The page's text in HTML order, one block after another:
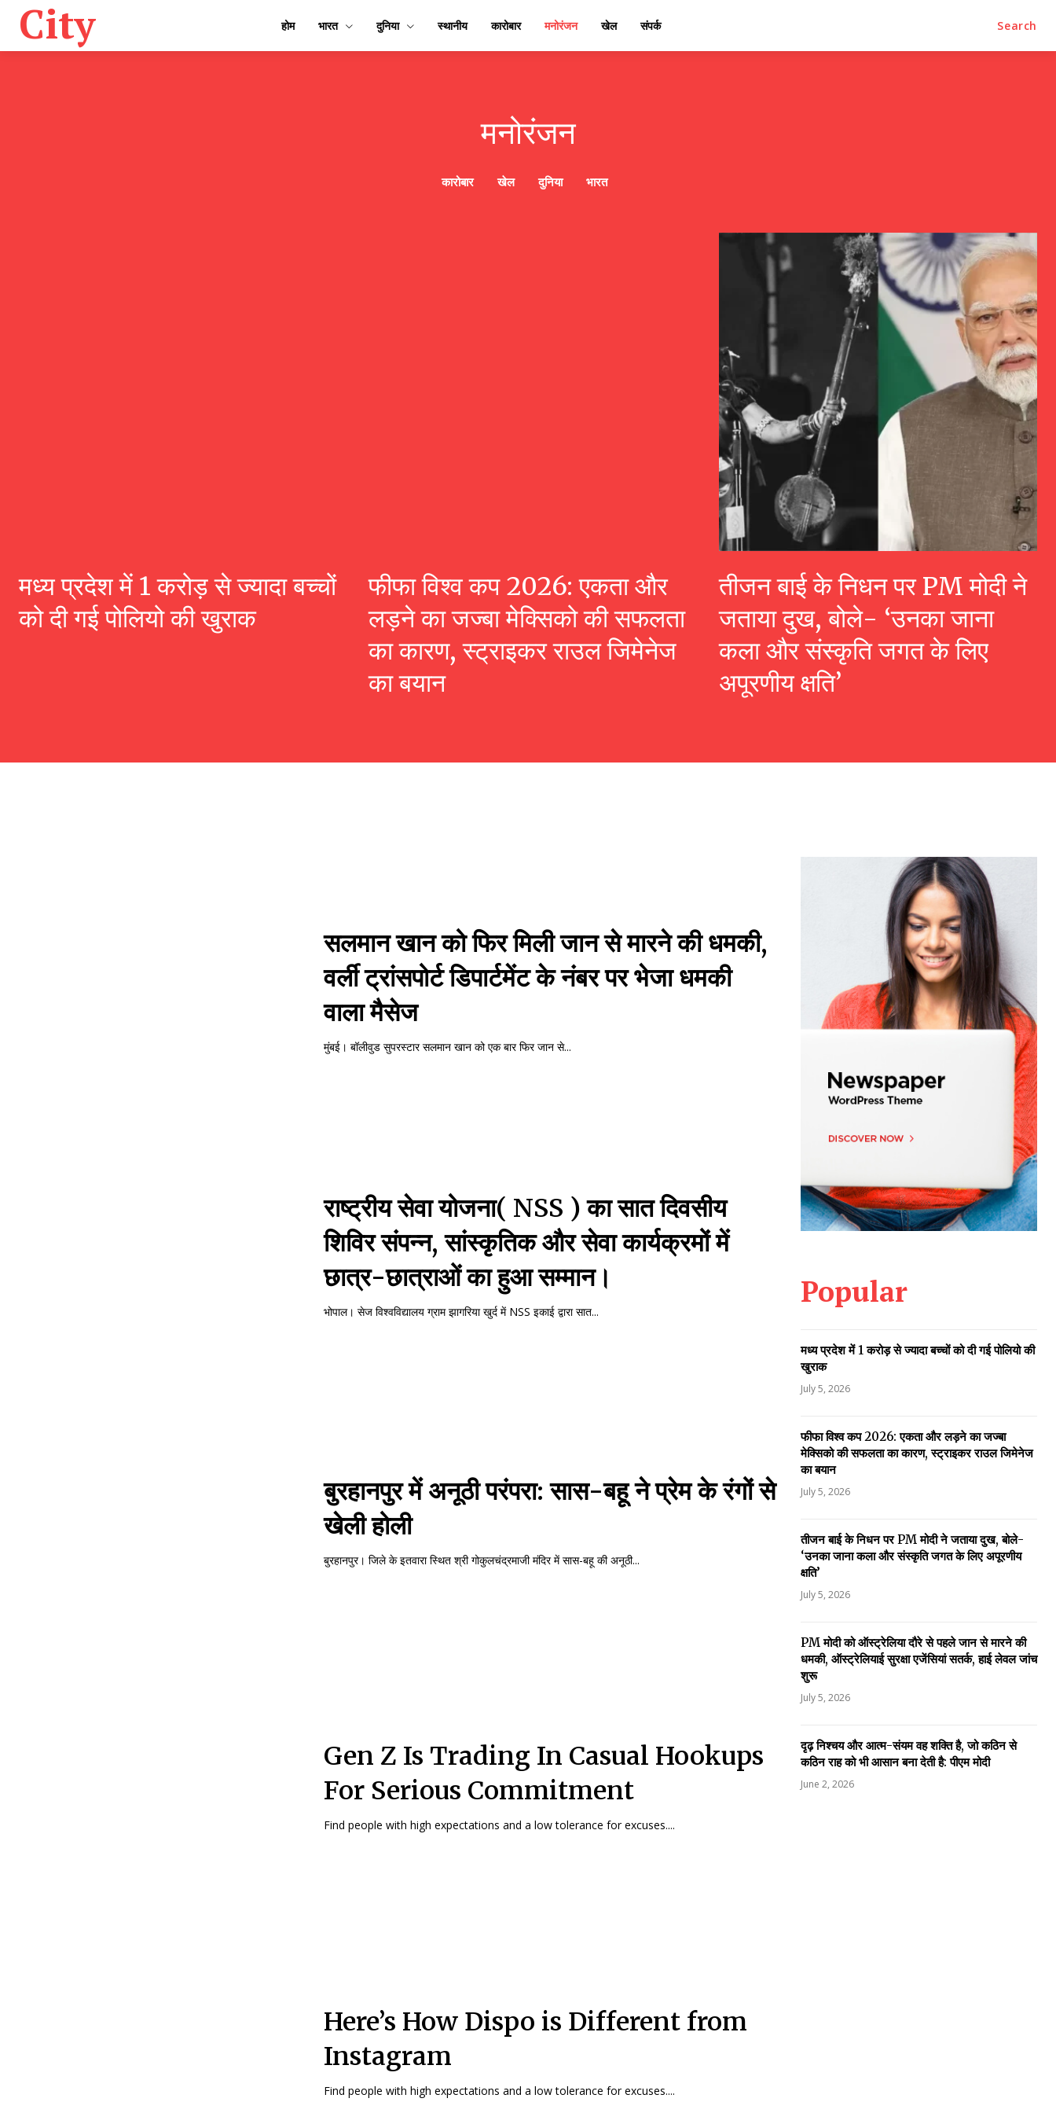
City होम भारत दुनिया स्थानीय कारोबार मनोरंजन खेल संपर्क Search
मनोरंजन
कारोबार खेल दुनिया भारत
मध्य प्रदेश में 1 करोड़ से ज्यादा बच्चों
को दी गई पोलियो की खुराक
फीफा विश्व कप 2026: एकता और
लड़ने का जज्बा मेक्सिको की सफलता
का कारण, स्ट्राइकर राउल जिमेनेज
का बयान
तीजन बाई के निधन पर PM मोदी ने
जताया दुख, बोले- ‘उनका जाना
कला और संस्कृति जगत के लिए
अपूरणीय क्षति’
सलमान खान को फिर मिली जान से मारने की धमकी,
वर्ली ट्रांसपोर्ट डिपार्टमेंट के नंबर पर भेजा धमकी
वाला मैसेज
मुंबई। बॉलीवुड सुपरस्टार सलमान खान को एक बार फिर जान से...
राष्ट्रीय सेवा योजना( NSS ) का सात दिवसीय
शिविर संपन्न, सांस्कृतिक और सेवा कार्यक्रमों में
छात्र-छात्राओं का हुआ सम्मान।
भोपाल। सेज विश्वविद्यालय ग्राम झागरिया खुर्द में NSS इकाई द्वारा सात...
बुरहानपुर में अनूठी परंपरा: सास-बहू ने प्रेम के रंगों से
खेली होली
बुरहानपुर। जिले के इतवारा स्थित श्री गोकुलचंद्रमाजी मंदिर में सास-बहू की अनूठी...
Gen Z Is Trading In Casual Hookups
For Serious Commitment
Find people with high expectations and a low tolerance for excuses....
Here’s How Dispo is Different from
Instagram
Find people with high expectations and a low tolerance for excuses....
Popular
मध्य प्रदेश में 1 करोड़ से ज्यादा बच्चों को दी गई पोलियो की
खुराक
July 5, 2026
फीफा विश्व कप 2026: एकता और लड़ने का जज्बा
मेक्सिको की सफलता का कारण, स्ट्राइकर राउल जिमेनेज
का बयान
July 5, 2026
तीजन बाई के निधन पर PM मोदी ने जताया दुख, बोले-
‘उनका जाना कला और संस्कृति जगत के लिए अपूरणीय
क्षति’
July 5, 2026
PM मोदी को ऑस्ट्रेलिया दौरे से पहले जान से मारने की
धमकी, ऑस्ट्रेलियाई सुरक्षा एजेंसियां सतर्क, हाई लेवल जांच
शुरू
July 5, 2026
दृढ़ निश्चय और आत्म-संयम वह शक्ति है, जो कठिन से
कठिन राह को भी आसान बना देती है: पीएम मोदी
June 2, 2026